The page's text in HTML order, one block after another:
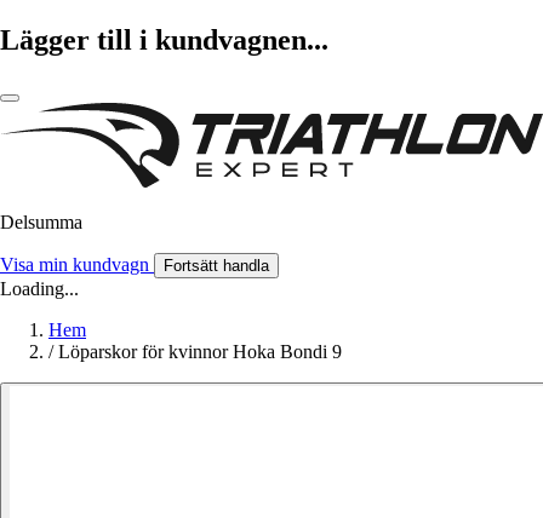
Lägger till i kundvagnen...
Delsumma
Visa min kundvagn Fortsätt handla
Loading...
Hem
/ Löparskor för kvinnor Hoka Bondi 9